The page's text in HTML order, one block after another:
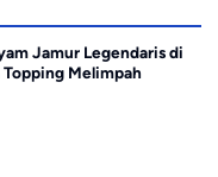
Jamur Legendaris di
Melimpah